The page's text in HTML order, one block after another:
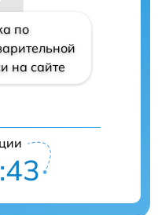
по
на сайте